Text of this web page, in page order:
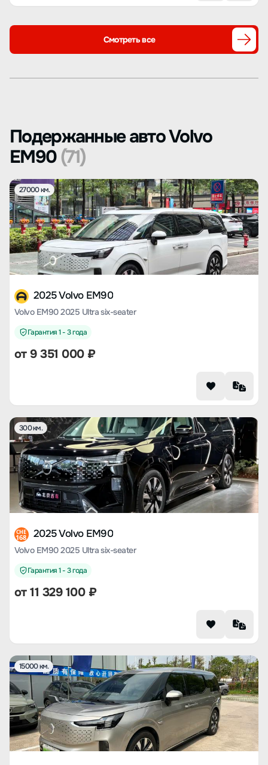
Смотреть все
Подержанные авто Volvo
EM90(71)
27000 км.
2025 Volvo EM90
Volvo EM90 2025 Ultra six-seater
Гарантия 1 - 3 года
от9 351 000₽
300 км.
CHE
168 2025 Volvo EM90
Volvo EM90 2025 Ultra six-seater
Гарантия 1 - 3 года
от11 329 100₽
15000 км.